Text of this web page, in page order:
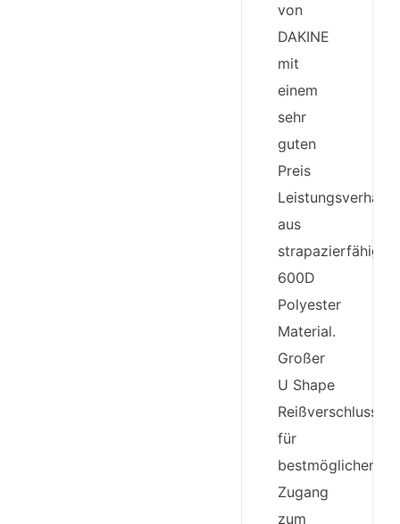
von
DAKINE
mit
einem
sehr
guten
Preis
aus
strapazierfähigem
600D
Polyester
Material.
Großer
U Shape
Reißverschluss
für
bestmöglichen
Zugang
zum